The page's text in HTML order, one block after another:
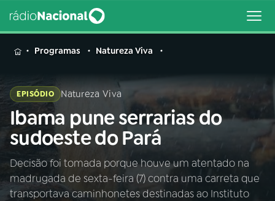
MENU
Buscar
na
Rádio
Nacional
Buscar
AO VIVO
Programas Natureza Viva
EPISÓDIO Natureza Viva
Ibama pune serrarias do
sudoeste do Pará
Decisão foi tomada porque houve um atentado na
madrugada de sexta-feira (7) contra uma carreta que
transportava caminhonetes destinadas ao Instituto